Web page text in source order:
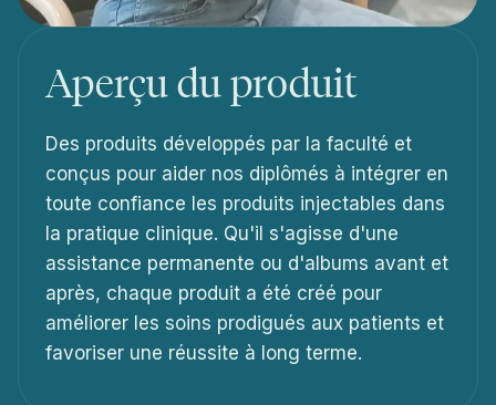
Aperçu du produit
Des produits développés par la faculté et
conçus pour aider nos diplômés à intégrer en
toute confiance les produits injectables dans
la pratique clinique. Qu'il s'agisse d'une
assistance permanente ou d'albums avant et
après, chaque produit a été créé pour
améliorer les soins prodigués aux patients et
favoriser une réussite à long terme.